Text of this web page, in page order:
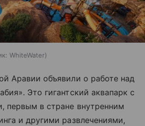
WhiteWater
Аравии объявили о работе над
Это гигантский аквапарк с
первым в стране внутренним
и другими развлечениями,